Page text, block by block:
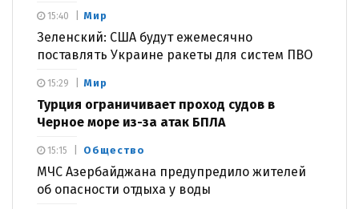
Мир
Зеленский: США будут ежемесячно
поставлять Украине ракеты для систем ПВО
15:40
Мир
Турция ограничивает проход судов в
Черное море из-за атак БПЛА
15:29
Общество
МЧС Азербайджана предупредило жителей
об опасности отдыха у воды
15:15